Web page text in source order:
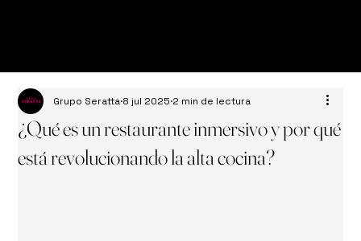
¿Qué es un restaurante inmersivo y por qué
está revolucionando la alta cocina?
Grupo Seratta 8 jul 2025 2 min de lectura